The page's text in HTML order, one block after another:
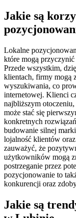
Jakie są
Lokalne
które mogą
Przede wszystkim,
klientach, firmy mogą
wyszukiwania, co
internetowej. Klienci
najbliższym
może stać się
konkretnych
budowanie silnej
lojalność klientów
zauważyć, że
użytkowników mogą
postrzeganie przez
pozycjonowanie to
konkurencji oraz
Jakie są